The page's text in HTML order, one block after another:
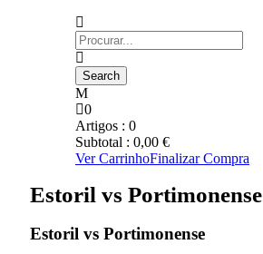
0
Artigos : 0
Subtotal : 0,00 €
Ver CarrinhoFinalizar Compra
Estoril vs Portimonense
Estoril vs Portimonense